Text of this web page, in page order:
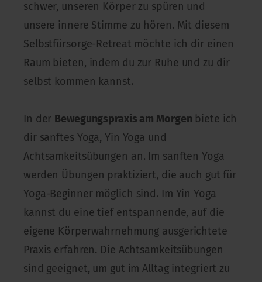
schwer, unseren Körper zu spüren und
unsere innere Stimme zu hören. Mit diesem
Selbstfürsorge-Retreat möchte ich dir einen
Raum bieten, indem du zur Ruhe und zu dir
selbst kommen kannst.
In der Bewegungspraxis am Morgen biete ich
dir sanftes Yoga, Yin Yoga und
Achtsamkeitsübungen an. Im sanften Yoga
werden Übungen praktiziert, die auch gut für
Yoga-Beginner möglich sind. Im Yin Yoga
kannst du eine tief entspannende, auf die
eigene Körperwahrnehmung ausgerichtete
Praxis erfahren. Die Achtsamkeitsübungen
sind geeignet, um gut im Alltag integriert zu